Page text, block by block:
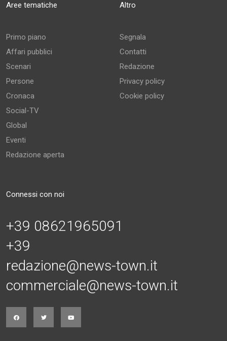
Aree tematiche
Primo piano
Affari pubblici
Scenari
Persone
Cronaca
Social-TV
Global
Eventi
Redazione aperta
Altro
Segnala
Contatti
Redazione
Privacy policy
Cookie policy
Connessi con noi
+39 08621965091
+39
redazione@news-town.it
commerciale@news-town.it